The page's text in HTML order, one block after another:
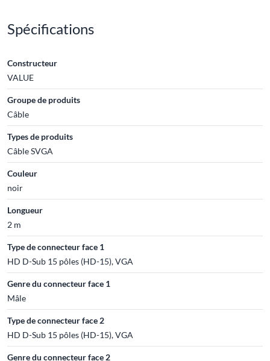
Spécifications
Constructeur
VALUE
Groupe de produits
Câble
Types de produits
Câble SVGA
Couleur
noir
Longueur
2 m
Type de connecteur face 1
HD D-Sub 15 pôles (HD-15), VGA
Genre du connecteur face 1
Mâle
Type de connecteur face 2
HD D-Sub 15 pôles (HD-15), VGA
Genre du connecteur face 2